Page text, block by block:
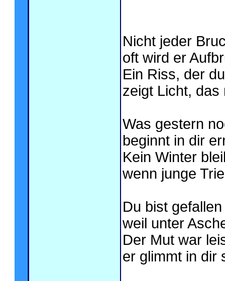
Nicht jeder
oft wird er
Ein Riss, der
zeigt Licht, das
Was gestern
beginnt in dir
Kein Winter
wenn junge
Du bist
weil unter
Der Mut war
er glimmt in dir